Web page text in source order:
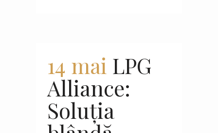
14 mai LPG
Alliance:
Soluția